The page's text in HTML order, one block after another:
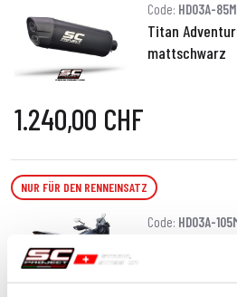
Code: HD03A-
Titan
mattschwarz
1.240,00 CHF
NUR FÜR DEN RENNEINSATZ
Code: HD03A-